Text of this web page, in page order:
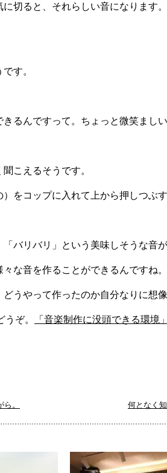
切ると、それらしい音になります
す。
るんですって。ちょっと微笑ましい
こえるそうです。
をコップに入れて上から押しつぶ
バリバリ」という美味しそうな音が
な音を作ることができるんですね。
うやって作ったのか自分なりに想
ぞ。 「音楽制作に没頭できる環境」
。 何となく